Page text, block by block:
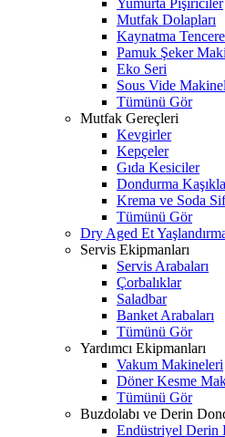
Yumurta Pişiriciler
Mutfak Dolapları
Kaynatma
Pamuk Şeker
Eko Seri
Sous Vide
Tümünü Gör
Mutfak Gereçleri
Kevgirler
Kepçeler
Gıda Kesiciler
Dondurma
Krema ve Soda
Tümünü Gör
Dry Aged Et
Servis Ekipmanları
Servis Arabaları
Çorbalıklar
Saladbar
Banket Arabaları
Tümünü Gör
Yardımcı Ekipmanları
Vakum Makineleri
Döner Kesme
Tümünü Gör
Buzdolabı ve Derin
Endüstriyel Derin